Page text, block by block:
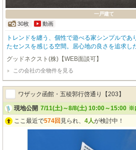
一戸建て
30枚 動画
トレンドを纏う、個性で遊べる家シンプルで
たセンスを感じる空間。居心地の良さを追求
スマートなGOODFIELDの定番ライン。～
水準新築住宅■北海道で２1００棟以上の累計
い間取り■お住まい後の不安をカバーする充実
証・設備保証）■散水栓と外部コンセントを標
グッドネクスト(株)【WEB面談可】
この会社の全物件を見る
ワザック函館・五稜郭行啓通り【203】
現地公開 7/11(土)～8/8(土) 10:00～15:00 ※
ここ最近で574回 見られ、 4人が検討中！